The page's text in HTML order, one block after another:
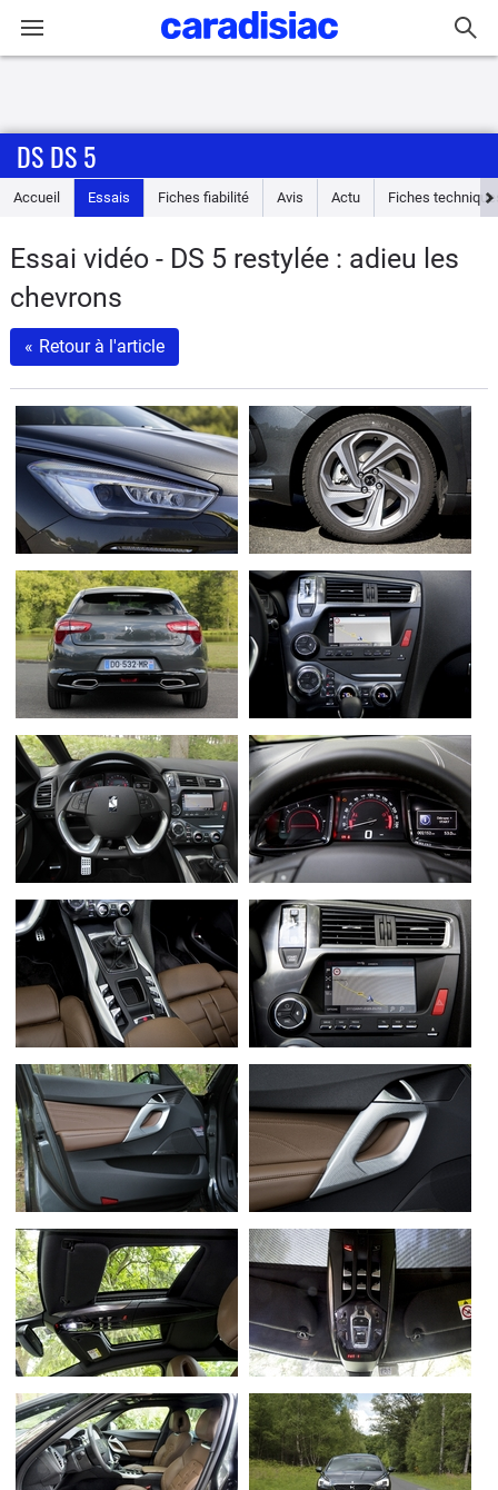
Accueil
Essais
Guide
d'achat
Electriques
Utilitaires
Flottes
Auto
Services
Forum
Moto
Marques
DS DS 5
Accueil Essais Fiches fiabilité Avis Actu Fiches
Essai vidéo - DS 5 restylée : adieu les
chevrons
« Retour à l'article